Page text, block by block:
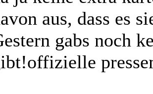
aus, dass es
gabs noch
offizielle